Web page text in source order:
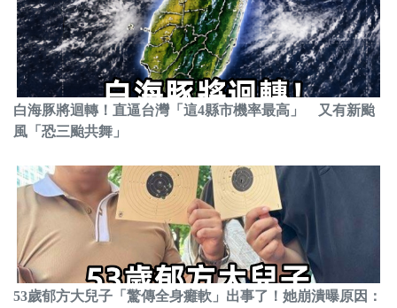
白海豚將迴轉！直逼台灣「這4縣市機率最高」 又有新颱
風「恐三颱共舞」
53歲郁方大兒子「驚傳全身癱軟」出事了！她崩潰曝原因：